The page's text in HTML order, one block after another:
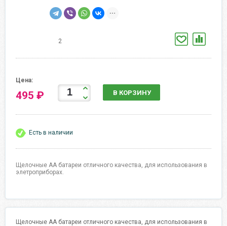
2
Цена:
495 ₽ В КОРЗИНУ
Есть в наличии
Щелочные AA батареи отличного качества, для использования в
элетроприборах.
Щелочные AA батареи отличного качества, для использования в